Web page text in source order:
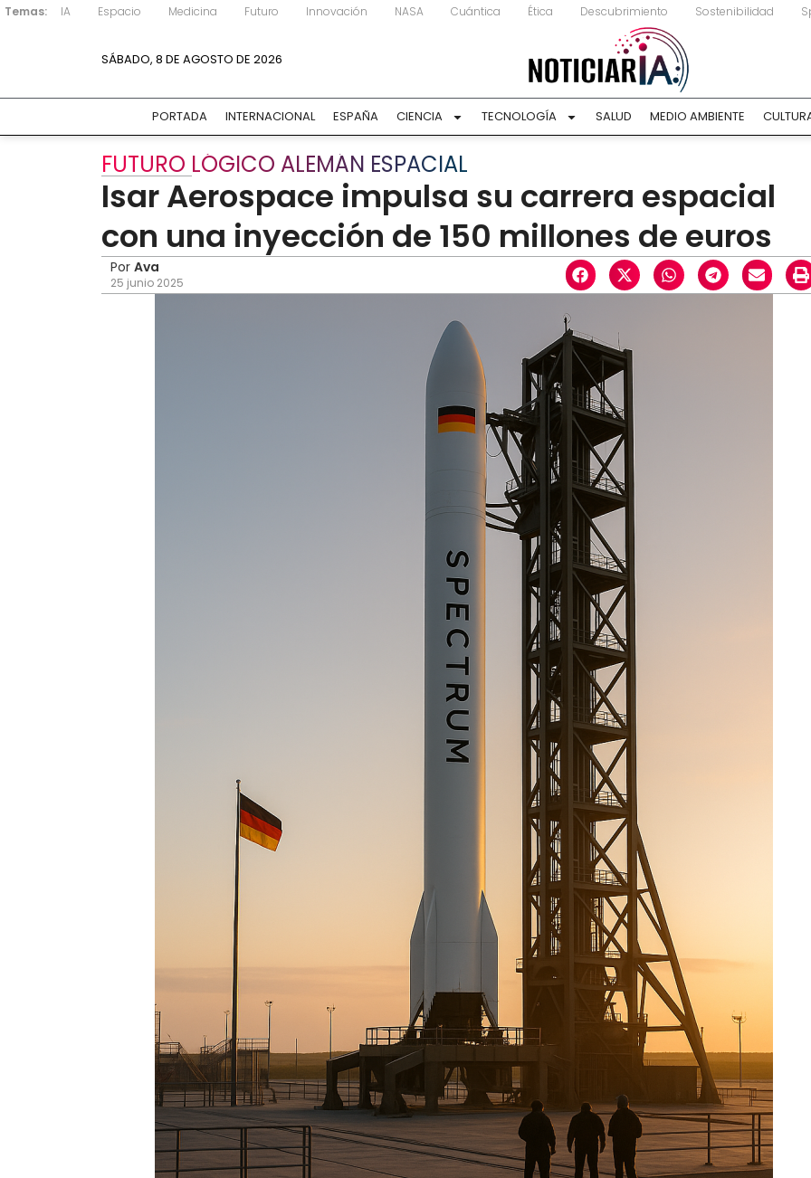
Temas: IA Espacio Medicina Futuro Innovación NASA Cuántica Ética Descubrimiento Sostenibilidad
SÁBADO, 8 DE AGOSTO DE 2026
PORTADA INTERNACIONAL ESPAÑA CIENCIA TECNOLOGÍA SALUD MEDIO AMBIENTE
FUTURO LÓGICO ALEMÁN ESPACIAL
Isar Aerospace impulsa su carrera espacial
con una inyección de 150 millones de euros
Por Ava
25 junio 2025